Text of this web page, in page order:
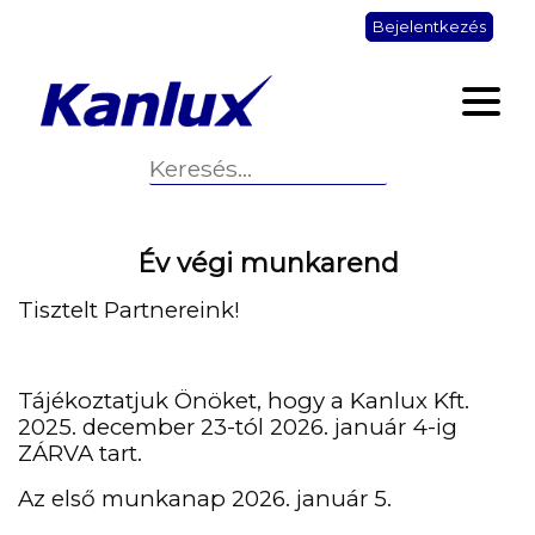
Bejelentkezés
Év végi munkarend
Tisztelt Partnereink!
Tájékoztatjuk Önöket, hogy a Kanlux Kft.
2025. december 23-tól 2026. január 4-ig
ZÁRVA tart.
Az első munkanap 2026. január 5.